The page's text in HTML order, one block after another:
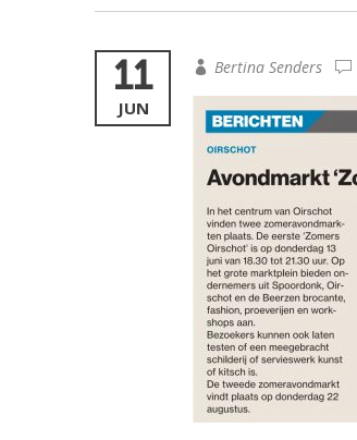
11
JUN
Bertina Senders